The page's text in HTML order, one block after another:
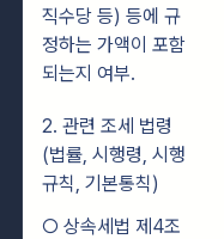
직수당 등) 등에 규
정하는 가액이 포함
되는지 여부.
2. 관련 조세 법령
(법률, 시행령, 시행
규칙, 기본통칙)
○ 상속세법 제4조